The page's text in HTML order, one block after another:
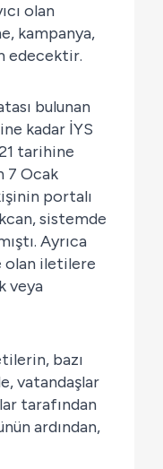
olan
kampanya,
edecektir.
bulunan
kadar İYS
tarihine
7 Ocak
portalı
sistemde
Ayrıca
olan iletilere
veya
bazı
vatandaşlar
tarafından
ardından,